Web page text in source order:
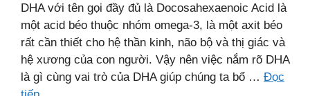
DHA với tên gọi đầy đủ là Docosahexaenoic Acid là
một acid béo thuộc nhóm omega-3, là một axit béo
rất cần thiết cho hệ thần kinh, não bộ và thị giác và
hệ xương của con người. Vậy nên việc nắm rõ DHA
là gì cùng vai trò của DHA giúp chúng ta bổ … Đọc